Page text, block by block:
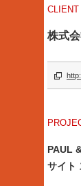
CLIENT
株式
PAUL
サイト